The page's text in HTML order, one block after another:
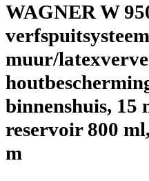
WAGNER W
muur/
binnenshuis, 15
reservoir 800
m